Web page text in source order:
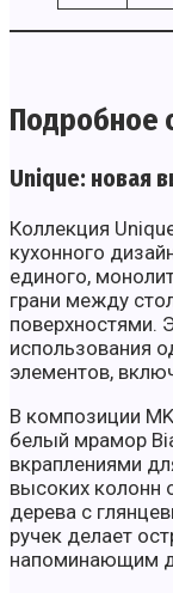
Подробное
Unique: новая
Коллекция
кухонного
единого,
грани между
поверхностями.
использования
элементов,
В композиции
белый мрамор
вкраплениями
высоких колонн
дерева с
ручек делает
напоминающим